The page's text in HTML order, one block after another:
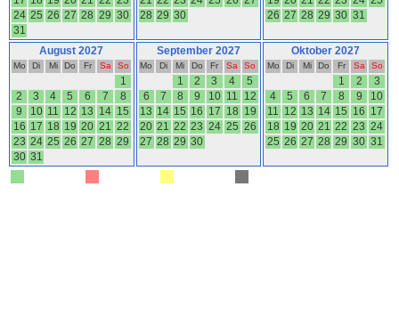
24 25 26 27 28 29 30
31
28 29 30
26 27 28 29 30 31
August 2027
Mo Di Mi Do Fr Sa So
1
2
3 4 5 6 7
8
9
10 11 12 13 14 15
16 17 18 19 20 21 22
23 24 25 26 27 28 29
30 31
September 2027
Mo Di Mi Do Fr Sa So
1 2 3 4
5
6
7 8 9 10 11
12
13 14 15 16 17 18 19
20 21 22 23 24 25 26
27 28 29 30
Oktober 2027
Mo Di Mi Do Fr Sa So
1 2
3
4
5 6 7 8 9
10
11 12 13 14 15 16 17
18 19 20 21 22 23 24
25 26 27 28 29 30 31